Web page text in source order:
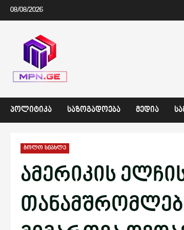
Skip
to
08/08/2026
ᲞᲝᲚᲘᲢᲘᲙᲐ ᲡᲐᲖᲝᲒᲐᲓᲝᲔᲑᲐ ᲛᲔᲓᲘᲐ
ბოლო სიახლე
ამერიკის